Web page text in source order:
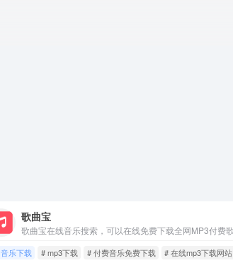
歌曲宝
音乐下载 # mp3下载 # 付费音乐免费下载 # 在线mp3下载网站